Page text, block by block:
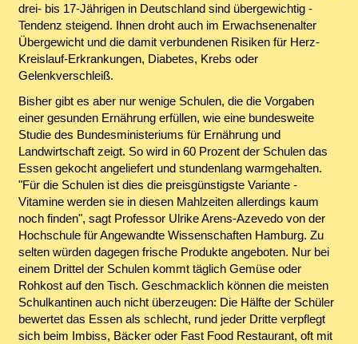
drei- bis 17-Jährigen in Deutschland sind übergewichtig -
Tendenz steigend. Ihnen droht auch im Erwachsenenalter
Übergewicht und die damit verbundenen Risiken für Herz-
Kreislauf-Erkrankungen, Diabetes, Krebs oder
Gelenkverschleiß.
Bisher gibt es aber nur wenige Schulen, die die Vorgaben
einer gesunden Ernährung erfüllen, wie eine bundesweite
Studie des Bundesministeriums für Ernährung und
Landwirtschaft zeigt. So wird in 60 Prozent der Schulen das
Essen gekocht angeliefert und stundenlang warmgehalten.
"Für die Schulen ist dies die preisgünstigste Variante -
Vitamine werden sie in diesen Mahlzeiten allerdings kaum
noch finden", sagt Professor Ulrike Arens-Azevedo von der
Hochschule für Angewandte Wissenschaften Hamburg. Zu
selten würden dagegen frische Produkte angeboten. Nur bei
einem Drittel der Schulen kommt täglich Gemüse oder
Rohkost auf den Tisch. Geschmacklich können die meisten
Schulkantinen auch nicht überzeugen: Die Hälfte der Schüler
bewertet das Essen als schlecht, rund jeder Dritte verpflegt
sich beim Imbiss, Bäcker oder Fast Food Restaurant, oft mit